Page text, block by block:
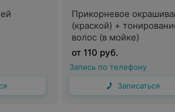
Прикорневое
(краской) +
волос (в мойке)
от 110 руб.
Запись по телефону
Записаться